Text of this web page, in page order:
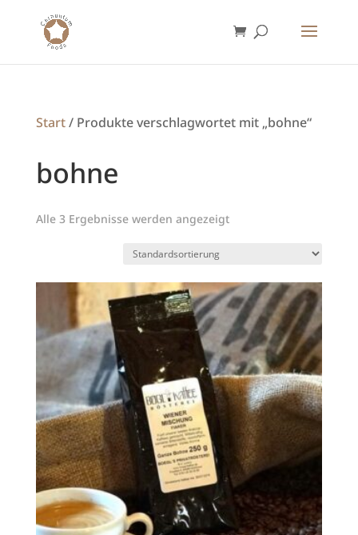
Start/ Produkte verschlagwortet mit „bohne“
bohne
Alle 3 Ergebnisse werden angezeigt